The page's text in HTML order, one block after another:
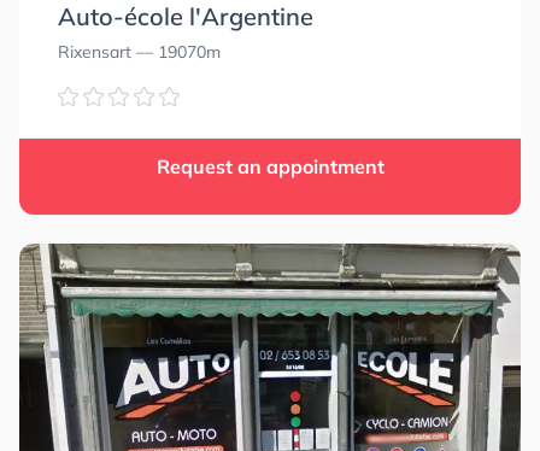
Auto-école l'Argentine
Rixensart — 19070m
Request an appointment